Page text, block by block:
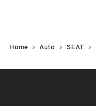
Home Auto SEAT